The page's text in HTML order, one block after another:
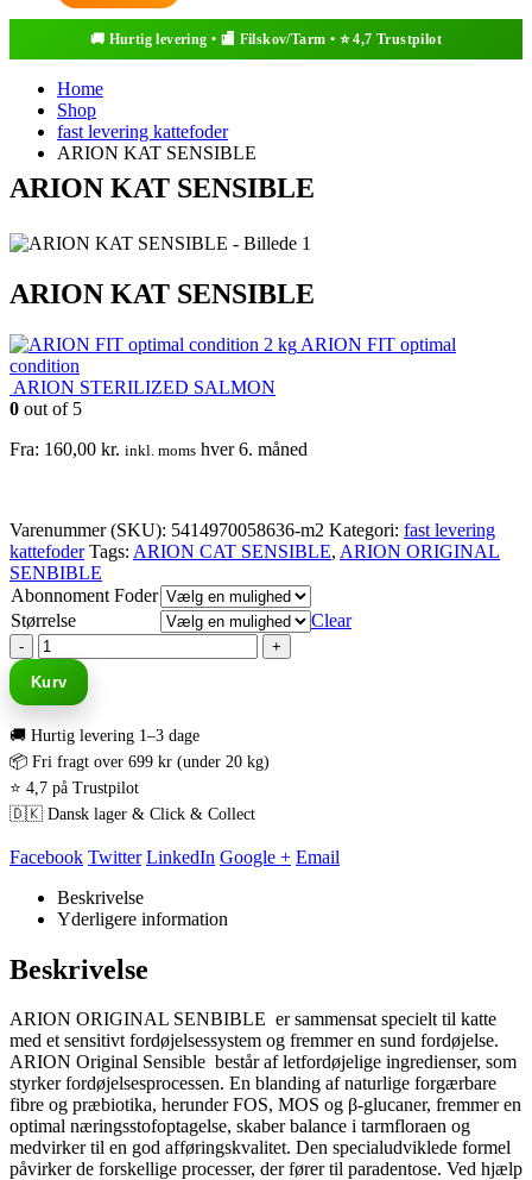
Home
Shop
fast levering kattefoder
ARION KAT SENSIBLE
ARION KAT SENSIBLE
ARION KAT SENSIBLE
ARION FIT optimal
condition
ARION STERILIZED SALMON
0 out of 5
Fra: 160,00 kr. inkl. moms hver 6. måned
Varenummer (SKU): 5414970058636-m2 Kategori: fast levering
kattefoder Tags: ARION CAT SENSIBLE, ARION ORIGINAL
SENBIBLE
Abonnoment Foder
Størrelse
Clear
-
+
Kurv
🚚 Hurtig levering 1–3 dage
📦 Fri fragt over 699 kr (under 20 kg)
⭐ 4,7 på Trustpilot
🇩🇰 Dansk lager & Click & Collect
Facebook Twitter LinkedIn Google + Email
Beskrivelse
Yderligere information
Beskrivelse
ARION ORIGINAL SENBIBLE er sammensat specielt til katte
med et sensitivt fordøjelsessystem og fremmer en sund fordøjelse.
ARION Original Sensible består af letfordøjelige ingredienser, som
styrker fordøjelsesprocessen. En blanding af naturlige forgærbare
fibre og præbiotika, herunder FOS, MOS og β-glucaner, fremmer en
optimal næringsstofoptagelse, skaber balance i tarmfloraen og
medvirker til en god afføringskvalitet. Den specialudviklede formel
påvirker de forskellige processer, der fører til paradentose. Ved hjælp